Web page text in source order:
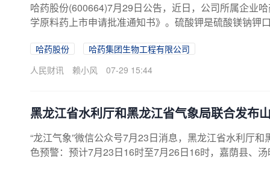
哈药股份(600664)7月29日公告，近日，公司所属企业
学原料药上市申请批准通知书》。硫酸钾是硫酸镁钠钾
哈药股份
哈药集团生物工程有限公司
人民财讯
赖小风 07-29 15:44
黑龙江省水利厅和黑龙江省气象局联合发布
“龙江气象”微信公众号7月23日消息，黑龙江省水利厅
色预警：预计7月23日16时至7月26日16时，嘉荫县、